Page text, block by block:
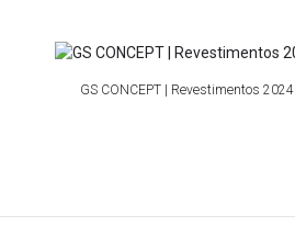
GS CONCEPT | Revestimentos 2024